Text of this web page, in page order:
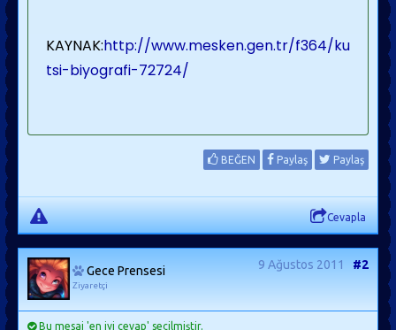
KAYNAK:http://www.mesken.gen.tr/f364/ku
tsi-biyografi-72724/
BEĞEN Paylaş Paylaş
Cevapla
Gece Prensesi
Ziyaretçi
9 Ağustos 2011 #2
Bu mesaj 'en iyi cevap' seçilmiştir.